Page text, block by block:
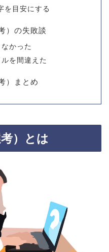
を目安にする
）の失敗談
かった
ルを間違えた
）まとめ
）とは